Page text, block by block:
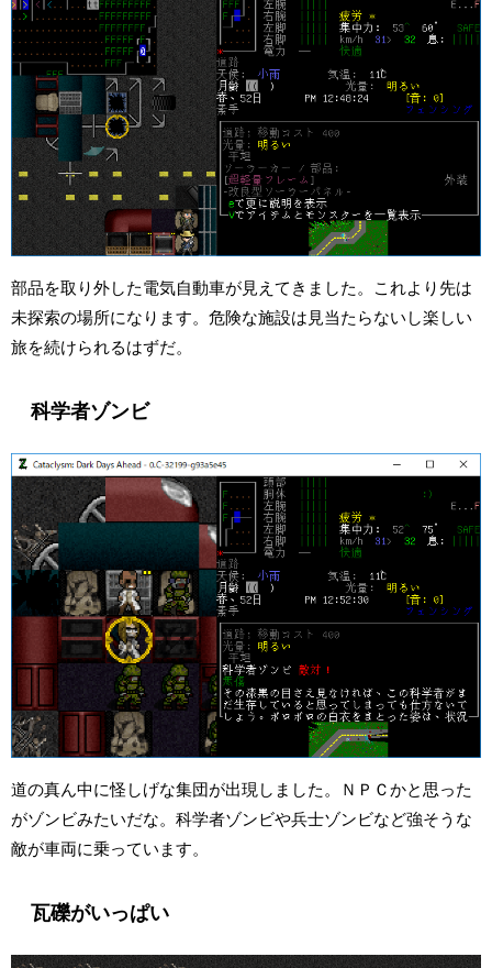
部品を取り外した電気自動車が見えてきました。これより先は
未探索の場所になります。危険な施設は見当たらないし楽しい
旅を続けられるはずだ。
科学者ゾンビ
道の真ん中に怪しげな集団が出現しました。ＮＰＣかと思った
がゾンビみたいだな。科学者ゾンビや兵士ゾンビなど強そうな
敵が車両に乗っています。
瓦礫がいっぱい